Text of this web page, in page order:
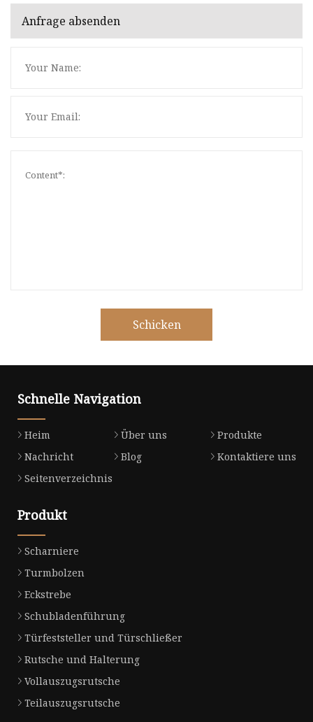
Anfrage absenden
Schicken
Schnelle Navigation
Heim Über uns
Produkte
Nachricht
Blog
Kontaktiere uns
Seitenverzeichnis
Produkt
Scharniere
Turmbolzen
Eckstrebe
Schubladenführung
Türfeststeller und Türschließer
Rutsche und Halterung
Vollauszugsrutsche
Teilauszugsrutsche